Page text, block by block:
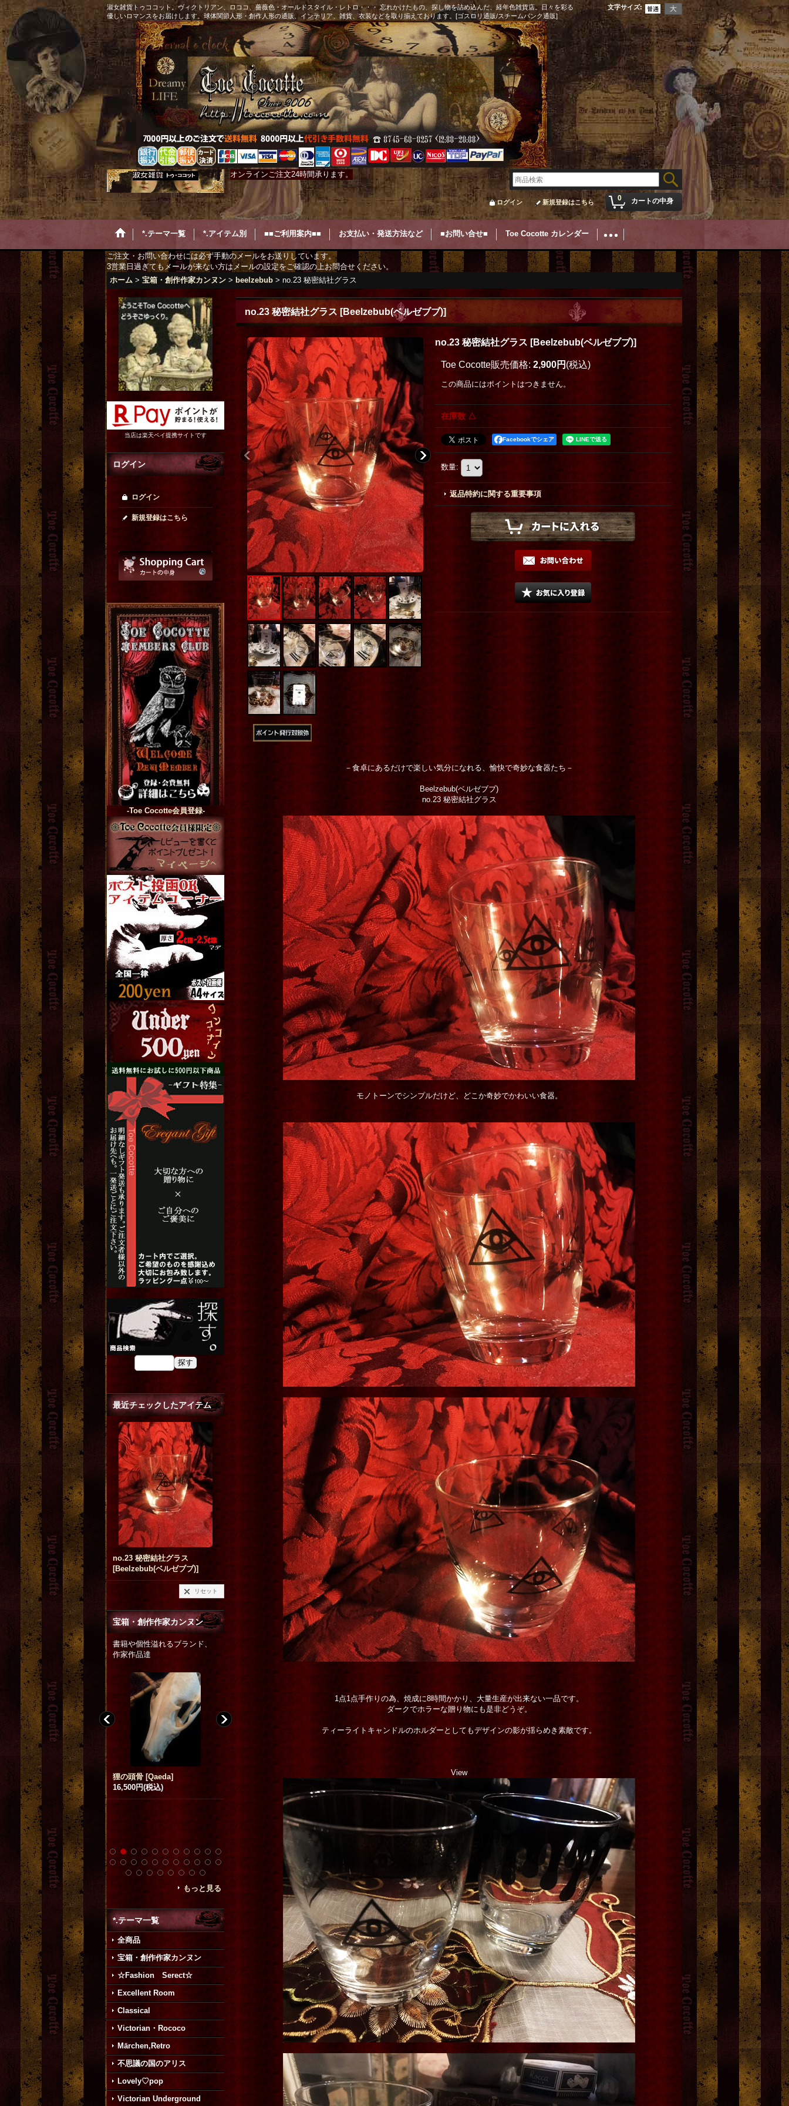
淑女雑貨トゥココット。ヴィクトリアン、ロココ、薔薇色・オールドスタイル・レトロ・・・ 忘れかけたもの、探し物を詰め込んだ、経年色雑貨店。日々を彩る
優しいロマンスをお届けします。球体関節人形・創作人形の通販、インテリア、雑貨、衣装などを取り揃えております。[ゴスロリ通販/スチームパンク通販]
文字サイズ:
オンラインご注文24時間承ります。
0 カートの中身
ログイン 新規登録はこちら
*.テーマ一覧 *.アイテム別 ■■ご利用案内■■ お支払い・発送方法など ■お問い合せ■ Toe Cocotte カレンダー
ご注文・お問い合わせには必ず手動のメールをお送りしています。
3営業日過ぎてもメールが来ない方はメールの設定をご確認の上お問合せください。
ホーム > 宝箱・創作作家カンヌン > beelzebub > no.23 秘密結社グラス
当店は楽天ペイ提携サイトです
ログイン
ログイン
新規登録はこちら
-Toe Cocotte会員登録-
最近チェックしたアイテム
no.23 秘密結社グラス
[Beelzebub(ベルゼブブ)]
リセット
宝箱・創作作家カンヌン
書籍や個性溢れるブランド、
作家作品達
の頭骨 [Qaeda
円(税込)
ornament[Blood B.
4,200円(税込)
「廃屋の猫達」 A5アートカ
Liddell the charmer[Blood
Mari Shimizu 人形写真ポス
トカードセット (3) 6枚組
清水真理]
1,000円 (税込)
銀製 小鳥リング「大」
有-UYU-]
3,240円 (税込)
希望小売価格: 3,255円
ラスト再入荷
「胡蝶の夢」レターセッ
田錦]
750円
もっと見る
*.テーマ一覧
全商品
宝箱・創作作家カンヌン
☆Fashion Serect☆
Excellent Room
Classical
Victorian・Rococo
Mārchen,Retro
不思議の国のアリス
Lovely♡pop
Victorian Underground
no.23 秘密結社グラス [Beelzebub(ベルゼブブ)]
no.23 秘密結社グラス [Beelzebub(ベルゼブブ)]
Toe Cocotte販売価格: 2,900円 (税込)
この商品にはポイントはつきません。
在庫数 △
Facebookでシェア
数量:
返品特約に関する重要事項
－食卓にあるだけで楽しい気分になれる、愉快で奇妙な食器たち－
Beelzebub(ベルゼブブ)
no.23 秘密結社グラス
モノトーンでシンプルだけど、どこか奇妙でかわいい食器。
1点1点手作りの為、焼成に8時間かかり、大量生産が出来ない一品です。
ダークでホラーな贈り物にも是非どうぞ。
ティーライトキャンドルのホルダーとしてもデザインの影が揺らめき素敵です。
View